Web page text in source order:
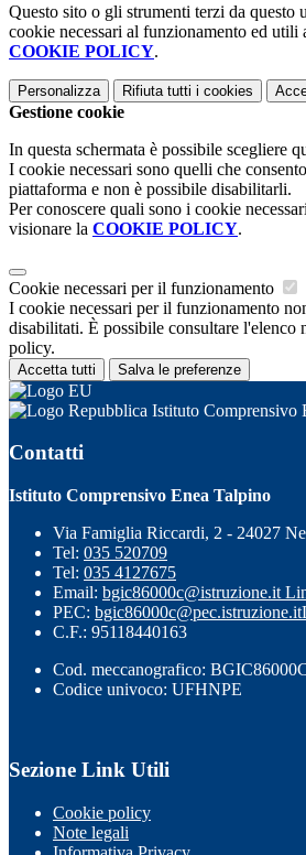
Questo sito o gli strumenti terzi da questo
cookie necessari al funzionamento ed
COOKIE POLICY.
Personalizza Rifiuta tutti i cookies
Gestione cookie
In questa schermata è possibile scegliere
I cookie necessari sono quelli che
piattaforma e non è possibile disabilitarli.
Per conoscere quali sono i cookie
visionare la COOKIE POLICY.
Cookie necessari per il funzionamento
I cookie necessari per il funzionamento
disabilitati. È possibile consultare l'elenco
policy.
Accetta tutti Salva le preferenze
Istituto Comprensivo
Contatti
Istituto Comprensivo Enea Talpino
Via Famiglia Riccardi, 2 - 24027
Tel: 035 520709
Tel: 035 4127675
Email: bgic86000c@istruzione.it
PEC: bgic86000c@pec.istruzione.it
C.F.: 95118440163
Cod. meccanografico:
Codice univoco: UFHNPE
Sezione Link Utili
Cookie policy
Note legali